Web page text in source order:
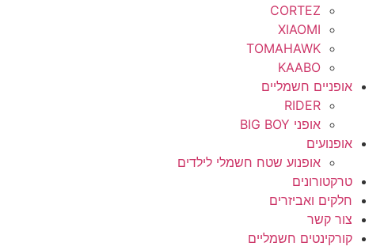
CORTEZ
XIAOMI
TOMAHAWK
KAABO
אופניים חשמליים
RIDER
אופני BIG BOY
אופנועים
אופנוע שטח חשמלי לילדים
טרקטורונים
חלקים ואביזרים
צור קשר
קורקינטים חשמליים